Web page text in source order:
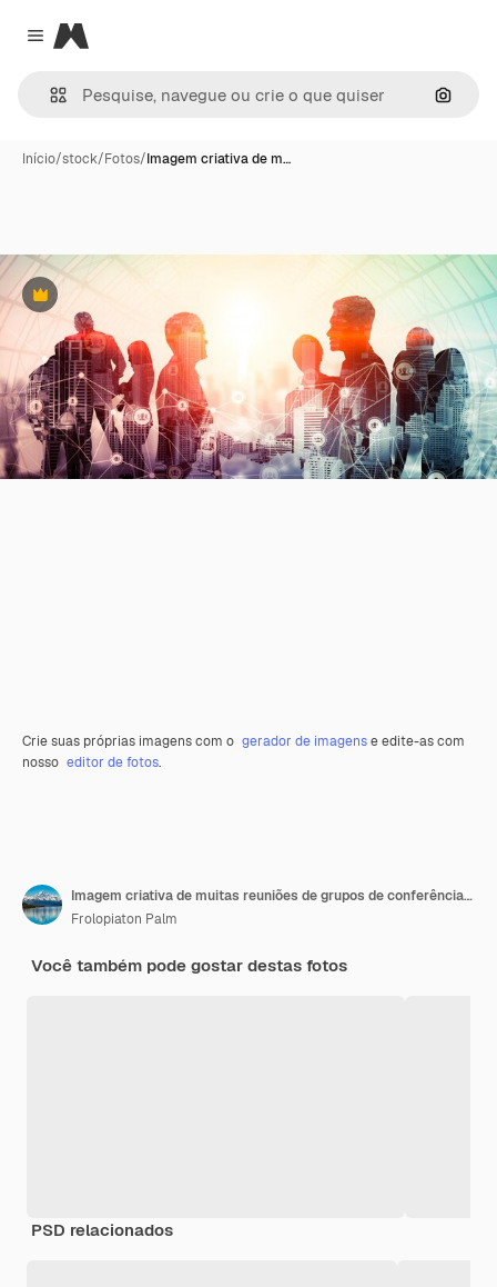
Close menu
Magnific
Início/stock/Fotos/Imagem criativa de m…
Premium
Crie suas próprias imagens com o gerador de imagense edite-as com
nosso editor de fotos.
Imagem criativa de muitas reuniões de grupos de conferências de empresários
Frolopiaton Palm
Você também pode gostar destas fotos
PSD relacionados